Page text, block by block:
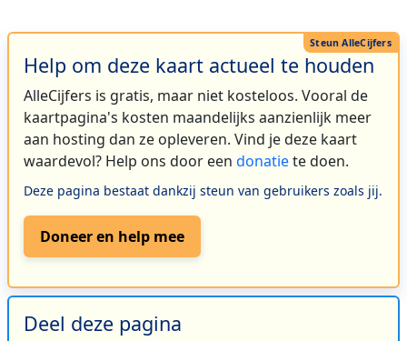
Help om deze kaart actueel te houden
AlleCijfers is gratis, maar niet kosteloos. Vooral de
kaartpagina's kosten maandelijks aanzienlijk meer
aan hosting dan ze opleveren. Vind je deze kaart
waardevol? Help ons door een donatiete doen.
Deze pagina bestaat dankzij steun van gebruikers zoals jij.
Doneer en help mee
Deel deze pagina